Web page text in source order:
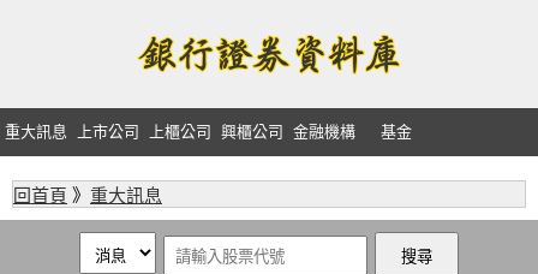
重大訊息 上市公司 上櫃公司 興櫃公司 金融機構 基金
回首頁 》 重大訊息